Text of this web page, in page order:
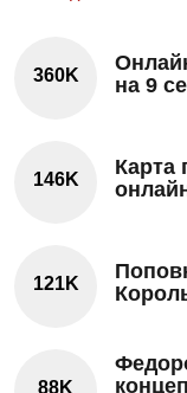
360K
на 9
146K
Карта
121K
88K